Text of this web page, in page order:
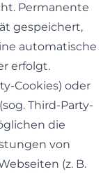
Permanente
gespeichert,
automatische
erfolgt.
Cookies) oder
Third-Party-
die
von
(z. B.